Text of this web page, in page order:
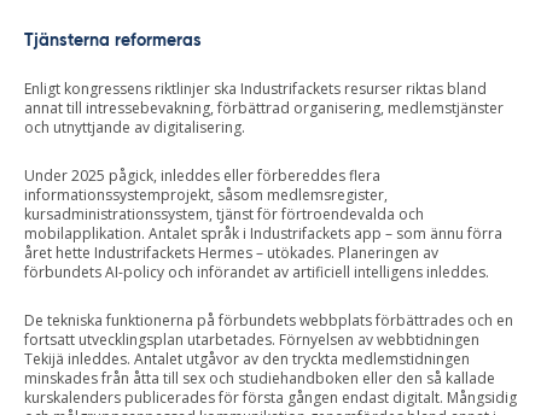
Tjänsterna reformeras
Enligt kongressens riktlinjer ska Industrifackets resurser riktas bland
annat till intressebevakning, förbättrad organisering, medlemstjänster
och utnyttjande av digitalisering.
Under 2025 pågick, inleddes eller förbereddes flera
informationssystemprojekt, såsom medlemsregister,
kursadministrationssystem, tjänst för förtroendevalda och
mobilapplikation. Antalet språk i Industrifackets app – som ännu förra
året hette Industrifackets Hermes – utökades. Planeringen av
förbundets AI-policy och införandet av artificiell intelligens inleddes.
De tekniska funktionerna på förbundets webbplats förbättrades och en
fortsatt utvecklingsplan utarbetades. Förnyelsen av webbtidningen
Tekijä inleddes. Antalet utgåvor av den tryckta medlemstidningen
minskades från åtta till sex och studiehandboken eller den så kallade
kurskalenders publicerades för första gången endast digitalt. Mångsidig